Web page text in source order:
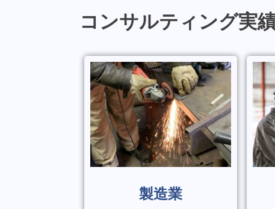
コンサルティング実
製造業